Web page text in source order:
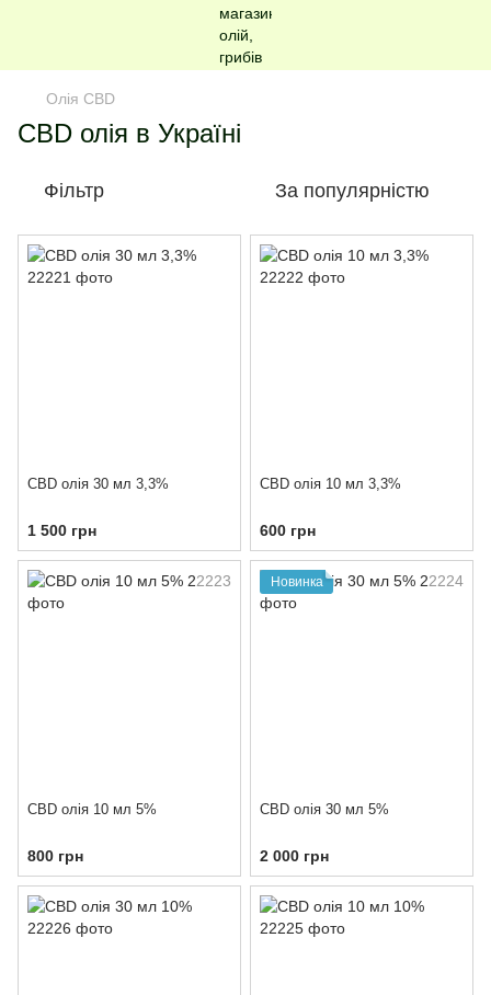
Олія CBD
CBD олія в Україні
Фільтр За популярністю
CBD олія 30 мл 3,3%
1 500 грн
CBD олія 10 мл 3,3%
600 грн
CBD олія 10 мл 5%
800 грн
Новинка
CBD олія 30 мл 5%
2 000 грн